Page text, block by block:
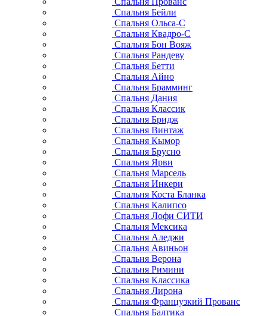
Спальня Бейли
Спальня Ольса-С
Спальня Квадро-С
Спальня Бон Вояж
Спальня Рандеву
Спальня Бетти
Спальня Айно
Спальня Брамминг
Спальня Дания
Спальня Классик
Спальня Бридж
Спальня Винтаж
Спальня Кымор
Спальня Брусно
Спальня Ярви
Спальня Марсель
Спальня Инкери
Спальня Коста Бланка
Спальня Калипсо
Спальня Лофи СИТИ
Спальня Мексика
Спальня Аледжи
Спальня Авиньон
Спальня Верона
Спальня Римини
Спальня Классика
Спальня Лирона
Спальня Французкий Прованс
Спальня Балтика